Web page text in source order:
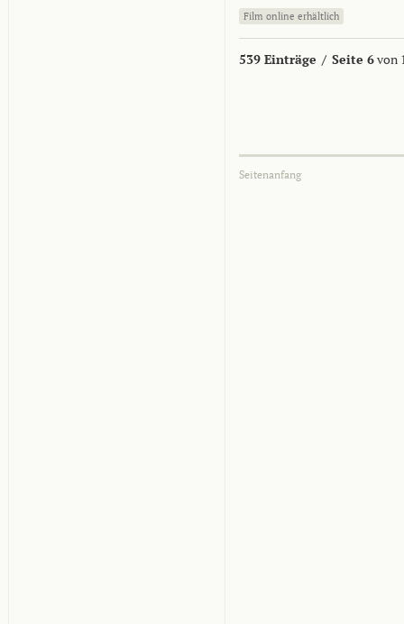
Film online erhältlich
539 Einträge / Seite 6von
Seitenanfang